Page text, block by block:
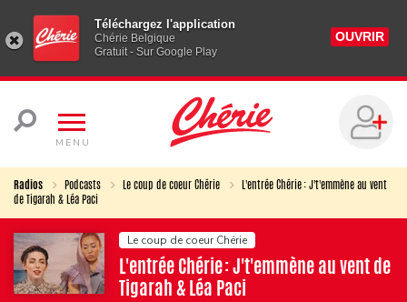
Téléchargez l'application
Chérie Belgique
Gratuit - Sur Google Play
OUVRIR
MENU
Radios Podcasts Le coup de coeur Chérie
L'entrée Chérie : J't'emmène au vent
de Tigarah & Léa Paci
Le coup de coeur Chérie
L'entrée Chérie : J't'emmène au vent de
Tigarah & Léa Paci